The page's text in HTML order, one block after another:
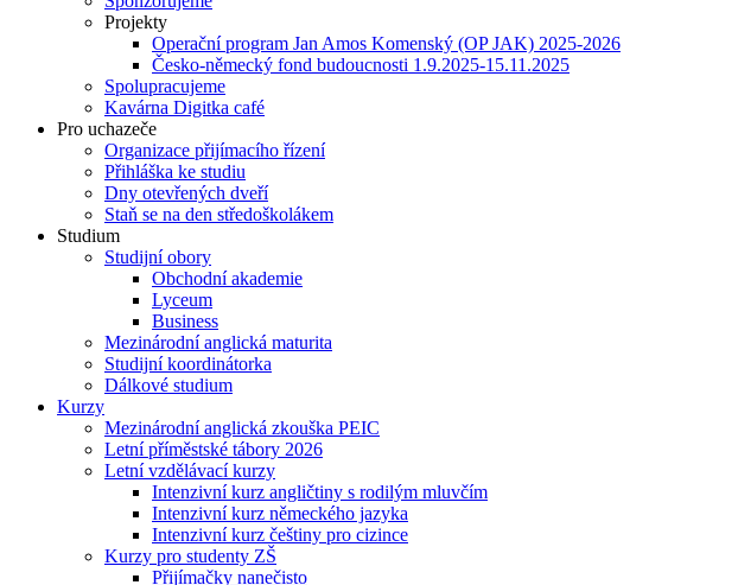
Projekty
Operační program Jan Amos Komenský (OP JAK) 2025-2026
Česko-německý fond budoucnosti 1.9.2025-15.11.2025
Spolupracujeme
Kavárna Digitka café
Pro uchazeče
Organizace přijímacího řízení
Přihláška ke studiu
Dny otevřených dveří
Staň se na den středoškolákem
Studium
Studijní obory
Obchodní akademie
Lyceum
Business
Mezinárodní anglická maturita
Studijní koordinátorka
Dálkové studium
Kurzy
Mezinárodní anglická zkouška PEIC
Letní příměstské tábory 2026
Letní vzdělávací kurzy
Intenzivní kurz angličtiny s rodilým mluvčím
Intenzivní kurz německého jazyka
Intenzivní kurz češtiny pro cizince
Kurzy pro studenty ZŠ
Přijímačky nanečisto